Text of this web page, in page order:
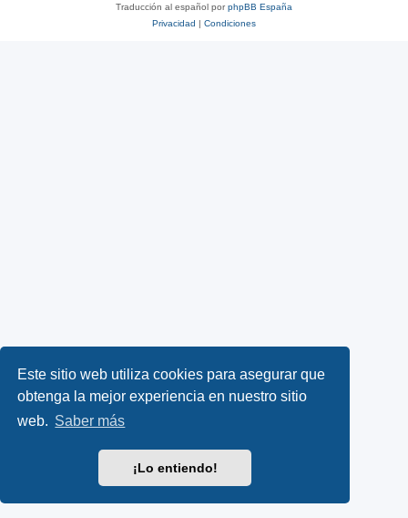
Este sitio web utiliza cookies para asegurar que
obtenga la mejor experiencia en nuestro sitio
web. Saber más
¡Lo entiendo!
Traducción al español porphpBB España
Privacidad | Condiciones